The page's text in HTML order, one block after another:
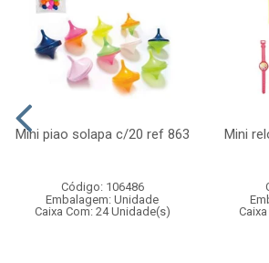
Mini piao solapa c/20 ref 863
Código: 106486
Embalagem: Unidade
Caixa Com: 24 Unidade(s)
Mini